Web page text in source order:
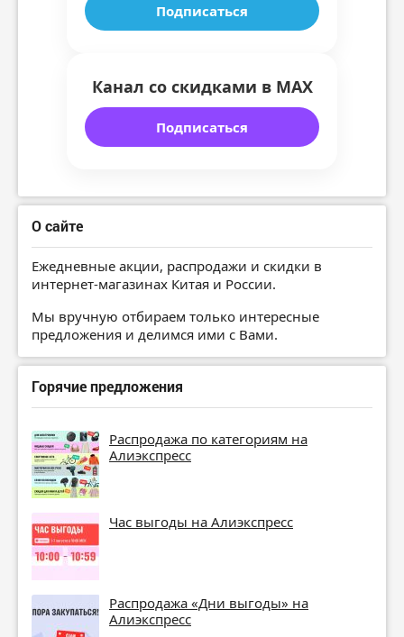
Подписаться
Канал со скидками в MAX
Подписаться
О сайте
Ежедневные акции, распродажи и скидки в
интернет-магазинах Китая и России.
Мы вручную отбираем только интересные
предложения и делимся ими с Вами.
Горячие предложения
Распродажа по категориям на
Алиэкспресс
Час выгоды на Алиэкспресс
Распродажа «Дни выгоды» на
Алиэкспресс